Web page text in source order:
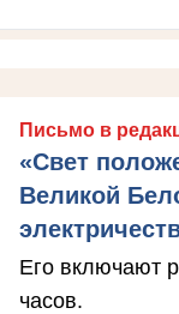
Письмо в
«Свет
Великой
Его включают
часов.